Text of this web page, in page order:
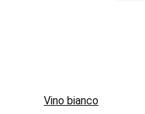
Vino bianco